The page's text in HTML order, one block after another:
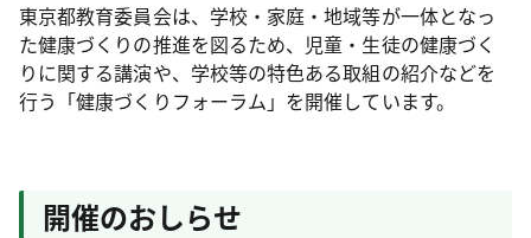
東京都教育委員会は、学校・家庭・地域等が一体となっ
た健康づくりの推進を図るため、児童・生徒の健康づく
りに関する講演や、学校等の特色ある取組の紹介などを
行う「健康づくりフォーラム」を開催しています。
開催のおしらせ